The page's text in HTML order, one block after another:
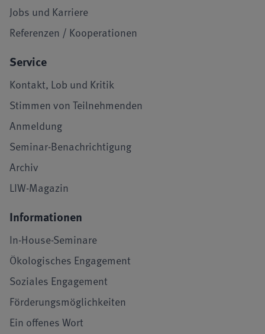
Jobs und Karriere
Referenzen / Kooperationen
Service
Kontakt, Lob und Kritik
Stimmen von Teilnehmenden
Anmeldung
Seminar-Benachrichtigung
Archiv
LIW-Magazin
Informationen
In-House-Seminare
Ökologisches Engagement
Soziales Engagement
Förderungsmöglichkeiten
Ein offenes Wort